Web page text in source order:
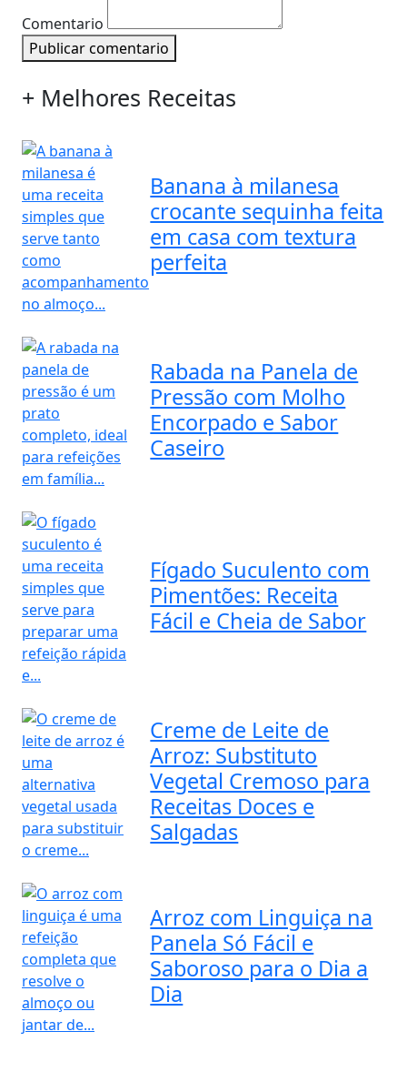
Comentario
Publicar comentario
+ Melhores Receitas
Banana à milanesa
crocante sequinha feita
em casa com textura
perfeita
Rabada na Panela de
Pressão com Molho
Encorpado e Sabor
Caseiro
Fígado Suculento com
Pimentões: Receita
Fácil e Cheia de Sabor
Creme de Leite de
Arroz: Substituto
Vegetal Cremoso para
Receitas Doces e
Salgadas
Arroz com Linguiça na
Panela Só Fácil e
Saboroso para o Dia a
Dia